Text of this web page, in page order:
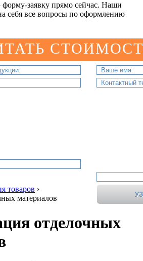
заявку прямо сейчас. Наши
себя все вопросы по оформлению
товаров ›
материалов
отделочных